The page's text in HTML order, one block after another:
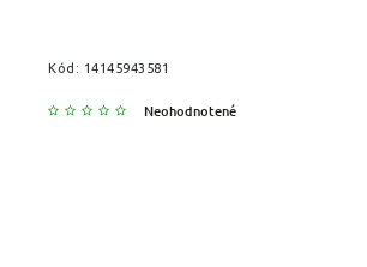
Kód: 14145943581
Neohodnotené